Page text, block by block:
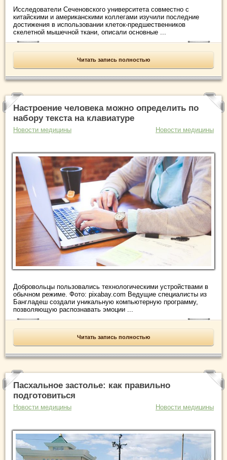
Исследователи Сеченовского университета совместно с
китайскими и американскими коллегами изучили последние
достижения в использовании клеток-предшественников
скелетной мышечной ткани, описали основные ...
Читать запись полностью
Настроение человека можно определить по
набору текста на клавиатуре
Новости медицины Новости медицины
Добровольцы пользовались технологическими устройствами в
обычном режиме. Фото: pixabay.com Ведущие специалисты из
Бангладеш создали уникальную компьютерную программу,
позволяющую распознавать эмоции ...
Читать запись полностью
Пасхальное застолье: как правильно
подготовиться
Новости медицины Новости медицины